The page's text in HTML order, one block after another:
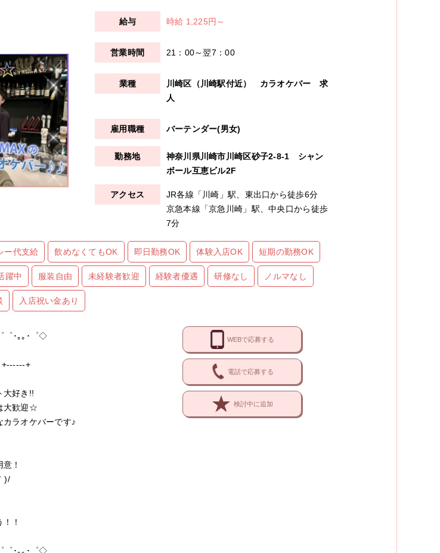
時給 1,225円～
21：00～翌7：00
川崎区（川崎駅付近） カラオケバー
求
人
バーテンダー(男女)
神奈川県川崎市川崎区砂子2-8-1 シャン
ボール互恵ビル2F
JR各線「川崎」駅、東出口から徒歩6分
京急本線「京急川崎」駅、中央口から徒歩
7分
ー代支給 飲めなくてもOK 即日勤務OK 体験入店OK 短期の勤務OK
躍中 服装自由 未経験者歓迎 経験者優遇 研修なし ノルマなし
入店祝い金あり
゜･｡｡･゜◇
+
大好き!!
大歓迎☆
ラオケバーです♪
！
)/
！
゜･｡｡･゜◇
WEBで応募する
電話で応募する
検討中に追加